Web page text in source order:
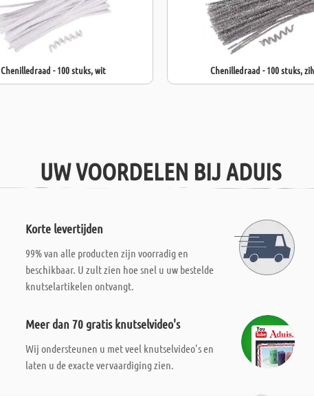
Chenilledraad - 100 stuks, wit Chenilledraad - 100 stuks,
UW VOORDELEN BIJ ADUIS
Korte levertijden
99% van alle producten zijn voorradig en
beschikbaar. U zult zien hoe snel u uw bestelde
knutselartikelen ontvangt.
Meer dan 70 gratis knutselvideo's
Wij ondersteunen u met veel knutselvideo's en
laten u de exacte vervaardiging zien.